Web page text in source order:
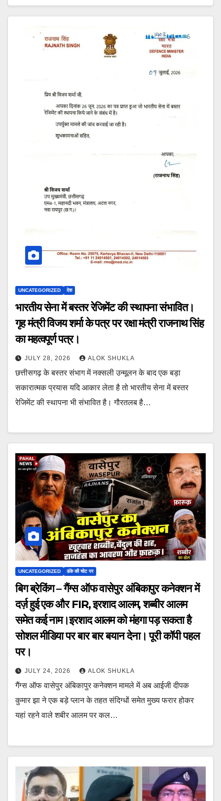
UNCATEGORIZED देश
भारतीय सेना में बस्तर रेजिमेंट की स्थापना संभावित।
गृह मंत्री विजय शर्मा के पत्र पर रक्षा मंत्री राजनाथ सिंह
का महत्वपूर्ण पत्र।
JULY 28, 2026 ALOK SHUKLA
छत्तीसगढ़ के बस्तर संभाग में नक्सली उन्मूलन के बाद एक बड़ा
सकारात्मक प्रयास यदि आकार लेता है तो भारतीय सेना में बस्तर
रेजिमेंट की स्थापना भी संभावित है। गौरतलब है…
UNCATEGORIZED डंके की चोट पर
बिग ब्रेकिंग – गैंग्स ऑफ वासेपुर अंबिकापुर कनेक्शन में
दर्ज़ हुई एक और FIR, इरशाद आलम, शब्बीर आलम
समेत कई नाम।इरशाद आलम को मंहगा पड़ सकता है
सोशल मीडिया पर बार बार बयान देना। पूरी कॉपी पहल
पर।
JULY 24, 2026 ALOK SHUKLA
गैंग्स ऑफ वासेपुर अंबिकापुर कनेक्शन मामले में अब आईजी दीपक
कुमार झा ने एक बड़े प्लान के तहत संदिग्धों समेत मुख्य फरार होकर
यहां रहने वाले शबीर आलम पर कल…